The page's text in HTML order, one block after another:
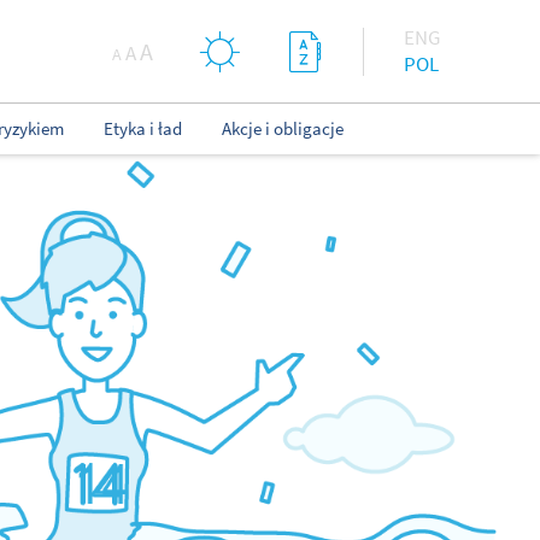
ENG
POL
A AA
Etyka i ład Akcje i obligacje